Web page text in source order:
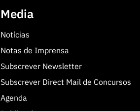
Media
Notícias
Notas de Imprensa
Subscrever Newsletter
Subscrever Direct Mail de Concursos
Agenda